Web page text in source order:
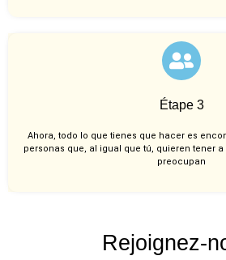
Étape 3
Ahora, todo lo que tienes que hacer es
personas que, al igual que tú, quieren tener
preocupan
Rejoignez-